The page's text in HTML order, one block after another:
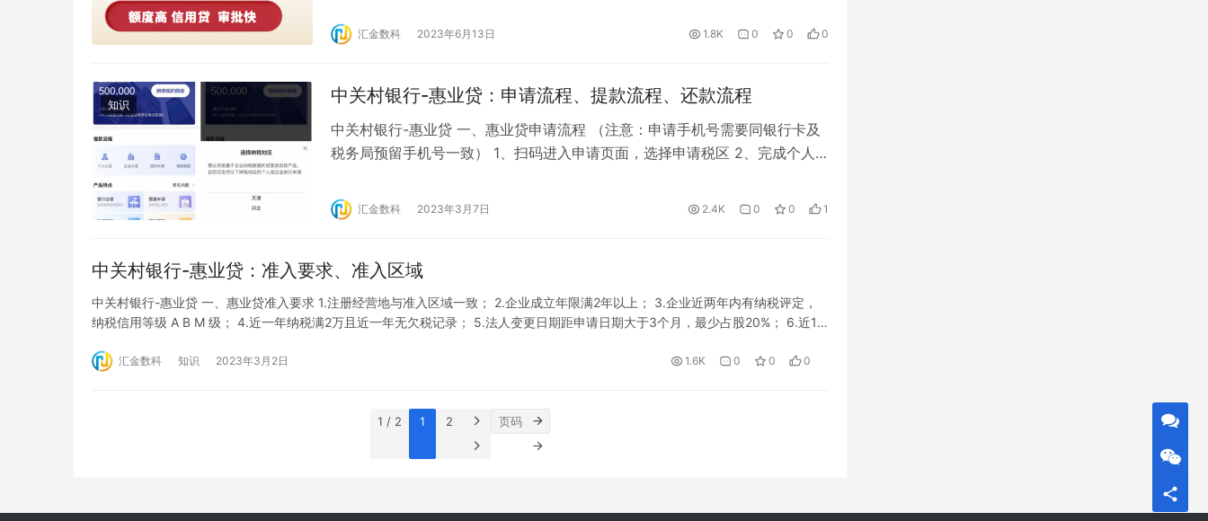
15%) 4、年龄要求：25-60周岁 5、还款方式：等额本息，随借随还 6、进件
方式：线上审批，App提款(身份证) 二、惠业贷…
汇金数科 2023年6月13日 1.8K 0 0 0
知识 中关村银行-惠业贷：申请流程、提款流程、还款流程
中关村银行-惠业贷 一、惠业贷申请流程 （注意：申请手机号需要同银行卡及
税务局预留手机号一致） 1、扫码进入申请页面，选择申请税区 2、完成个人&
相片上传 4、上传营业执照&经营场所，以及财务报表 5、登录税务局官网，完
成授权 税务授权：我要办税—银税互动—选择中关村银行，…
汇金数科 2023年3月7日 2.4K 0 0 1
中关村银行-惠业贷：准入要求、准入区域
中关村银行-惠业贷 一、惠业贷准入要求 1.注册经营地与准入区域一致； 2.企业成立年限满2年以上； 3.企业近两年内有纳税评定，
纳税信用等级 A B M 级； 4.近一年纳税满2万且近一年无欠税记录； 5.法人变更日期距申请日期大于3个月，最少占股20%； 6.近12
汇金数科 知识 2023年3月2日 1.6K 0 0 0
1 / 2 1 2